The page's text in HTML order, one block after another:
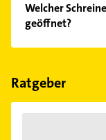
Empfehlungen.
einfach nach
Welcher
geöffnet?
Im Anbieter-
Feiertagen
Ratgeber